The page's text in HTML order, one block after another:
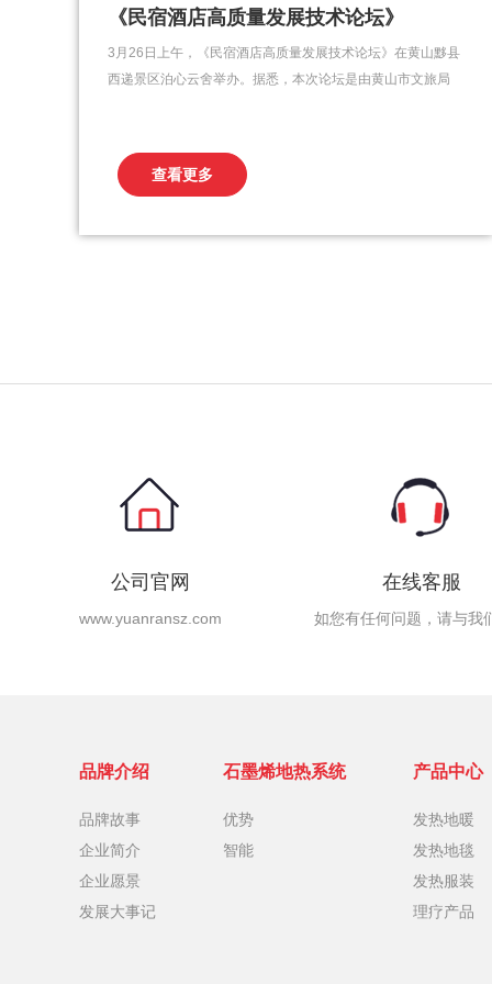
《民宿酒店高质量发展技术论坛》
3月26日上午，《民宿酒店高质量发展技术论坛》在黄山黟县
西递景区泊心云舍举办。据悉，本次论坛是由黄山市文旅局
泊心云舍集团有限公司共同承办。此次论坛聚焦民宿行业的
未来发展，通过与会专家分享科技民宿、文化、设计与开发
查看更多
公司官网
www.yuanransz.com
在线客服
如您有任何问题，请与我
品牌介绍
品牌故事
企业简介
企业愿景
发展大事记
石墨烯地热系统
优势
智能
产品中心
发热地暖
发热地毯
发热服装
理疗产品